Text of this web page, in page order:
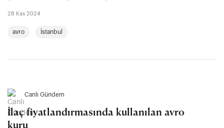
28 Kas 2024
avro İstanbul
Canlı Gündem
İlaç fiyatlandırmasında kullanılan avro
kuru